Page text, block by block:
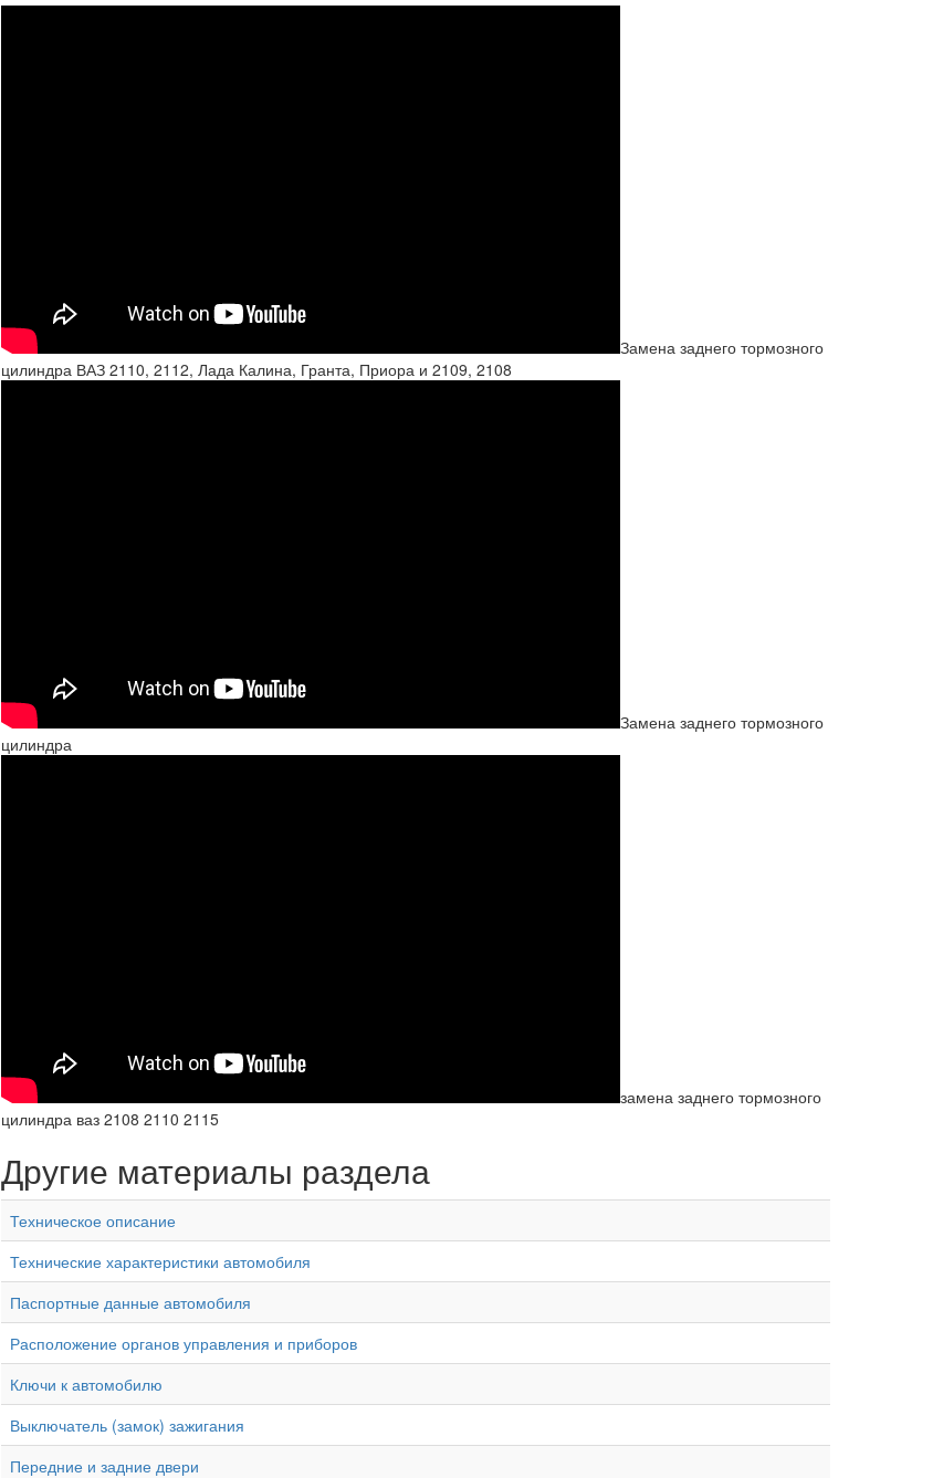
Замена заднего тормозного
цилиндра ВАЗ 2110, 2112, Лада Калина, Гранта, Приора и 2109, 2108
Замена заднего тормозного
цилиндра
замена заднего тормозного
цилиндра ваз 2108 2110 2115
Другие материалы раздела
Техническое описание
Технические характеристики автомобиля
Паспортные данные автомобиля
Расположение органов управления и приборов
Ключи к автомобилю
Выключатель (замок) зажигания
Передние и задние двери